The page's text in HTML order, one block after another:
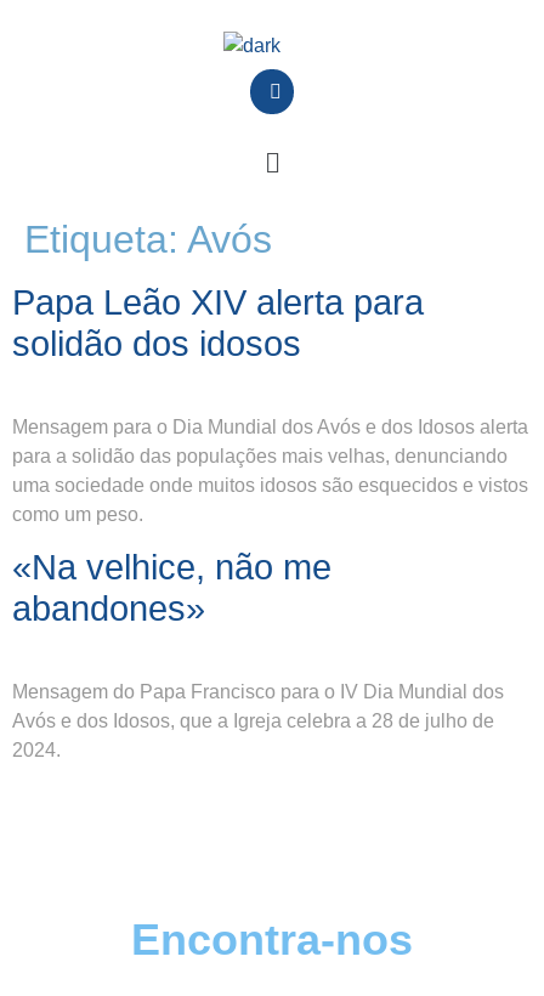
Etiqueta: Avós
Papa Leão XIV alerta para
solidão dos idosos
Mensagem para o Dia Mundial dos Avós e dos Idosos alerta
para a solidão das populações mais velhas, denunciando
uma sociedade onde muitos idosos são esquecidos e vistos
como um peso.
«Na velhice, não me
abandones»
Mensagem do Papa Francisco para o IV Dia Mundial dos
Avós e dos Idosos, que a Igreja celebra a 28 de julho de
2024.
Encontra-nos